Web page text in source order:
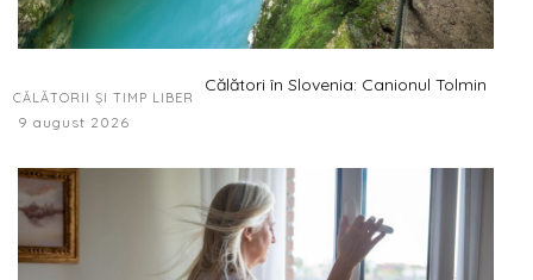
CĂLĂTORII ȘI TIMP LIBER
Călători în Slovenia: Canionul Tolmin
9 august 2026